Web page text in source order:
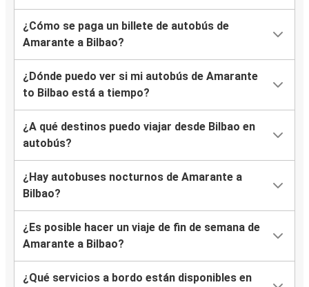
¿Cómo se paga un billete de autobús de
Amarante a Bilbao?
¿Dónde puedo ver si mi autobús de Amarante
to Bilbao está a tiempo?
¿A qué destinos puedo viajar desde Bilbao en
autobús?
¿Hay autobuses nocturnos de Amarante a
Bilbao?
¿Es posible hacer un viaje de fin de semana de
Amarante a Bilbao?
¿Qué servicios a bordo están disponibles en